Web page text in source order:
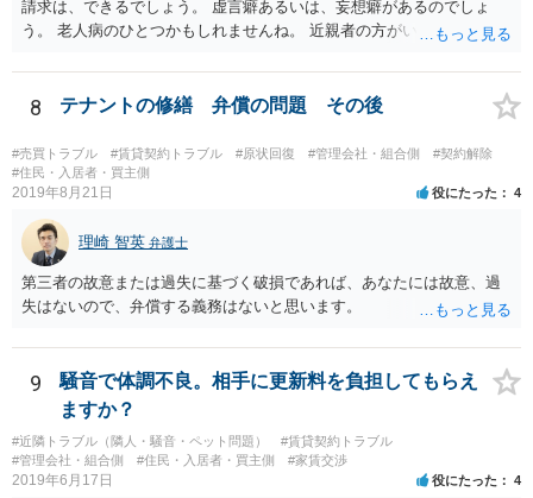
請求は、できるでしょう。 虚言癖あるいは、妄想癖があるのでしょ
う。 老人病のひとつかもしれませんね。 近親者の方がいれば、話を通
8 テナントの修繕 弁償の問題 その後
#売買トラブル #賃貸契約トラブル #原状回復 #管理会社・組合側
#契約解除
#住民・入居者・買主側
2019年8月21日 役にたった 4
理崎 智英 弁護士
第三者の故意または過失に基づく破損であれば、あなたには故意、過
失はないので、弁償する義務はないと思います。
9
騒音で体調不良。相手に更新料を負担してもらえ
ますか？
#近隣トラブル（隣人・騒音・ペット問題）
#賃貸契約トラブル
#管理会社・組合側
#住民・入居者・買主側 #家賃交渉
2019年6月17日 役にたった 4